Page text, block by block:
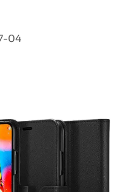
04